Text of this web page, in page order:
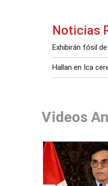
Noticias
Exhibirán fósil
Hallan en Ica
Videos